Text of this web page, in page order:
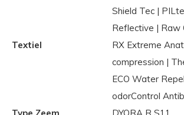
Shield Tec |
Reflective | Raw
Textiel
RX Extreme
compression |
ECO Water
odorControl